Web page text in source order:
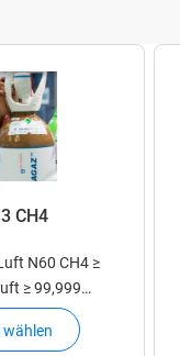
CH4
N60 CH4 ≥
≥ 99,999